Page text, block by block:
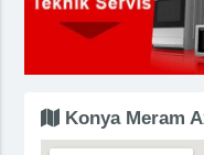
Konya Meram